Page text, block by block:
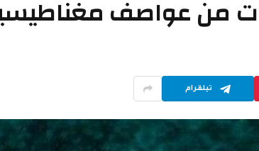
من عواصف
تيلقرام